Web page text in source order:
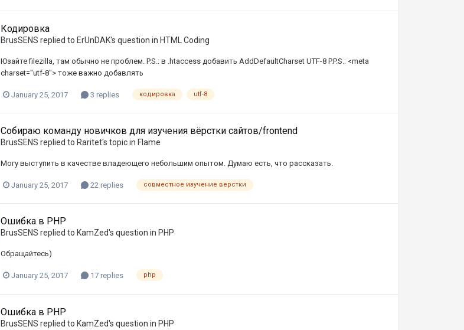
Кодировка
BrusSENS replied to ErUnDAK's question in HTML Coding
Юзайте filezilla, там обычно не проблем. P.S.: в .htaccess добавить AddDefaultCharset UTF-8 P.P.S.: <meta
charset="utf-8"> тоже важно добавлять
January 25, 2017 3 replies кодировка utf-8
Собираю команду новичков для изучения вёрстки сайтов/frontend
BrusSENS replied to Raritet's topic in Flame
Могу выступить в качестве владеющего небольшим опытом. Думаю есть, что рассказать.
January 25, 2017 22 replies совместное изучение верстки
Ошибка в PHP
BrusSENS replied to KamZed's question in PHP
Обращайтесь)
January 25, 2017 17 replies php
Ошибка в PHP
BrusSENS replied to KamZed's question in PHP